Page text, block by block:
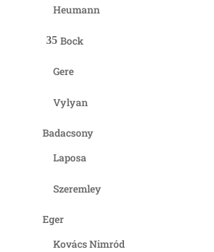
Heumann
Bock
Gere
Vylyan
Badacsony
Laposa
Szeremley
Eger
Kovács Nimród